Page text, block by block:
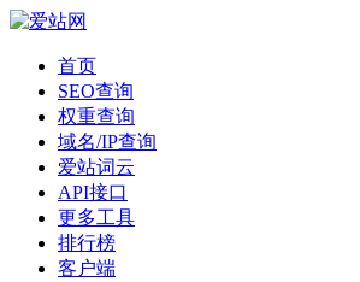
首页
SEO查询
权重查询
域名/IP查询
爱站词云
API接口
更多工具
排行榜
客户端